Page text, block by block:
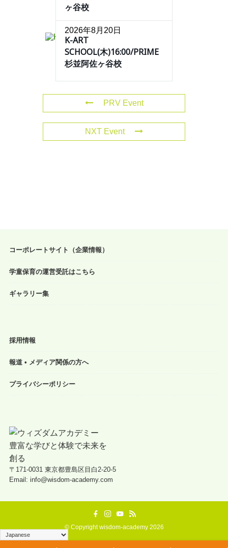
ヶ谷校
2026年8月20日
K-ART
SCHOOL(木)16:00/PRIME
杉並阿佐ヶ谷校
PRV Event
NXT Event
コーポレートサイト（企業情報）
学童保育の運営受託はこちら
ギャラリー集
採用情報
報道 • メディア関係の方へ
プライバシーポリシー
〒171-0031 東京都豊島区目白2-20-5
Email: info@wisdom-academy.com
©Copyright wisdom-academy 2026